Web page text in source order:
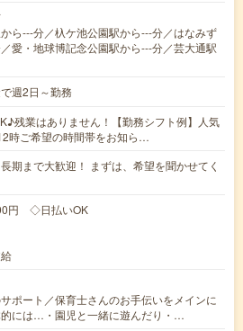
ら---分／杁ケ池公園駅から---分／はなみず
愛・地球博記念公園駅から---分／芸大通駅
週2日～勤務
残業はありません！【勤務シフト例】人気
時ご希望の時間帯をお知ら…
長期まで大歓迎！ まずは、希望を聞かせてく
円 ◇日払いOK
ポート／保育士さんのお手伝いをメインに
には…・園児と一緒に遊んだり・…